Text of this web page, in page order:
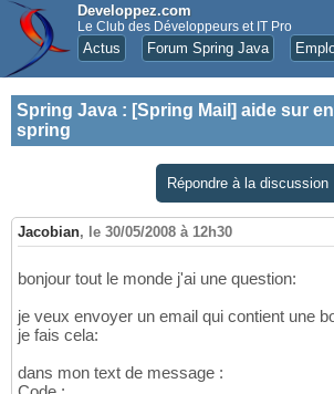
Developpez.com
Le Club des Développeurs et IT Pro
Actus Forum Spring Java
Spring Java : [Spring Mail] aide sur
spring
Répondre à la discussion
Jacobian, le 30/05/2008 à 12h30
bonjour tout le monde j'ai une question:
je veux envoyer un email qui contient une
je fais cela:
dans mon text de message :